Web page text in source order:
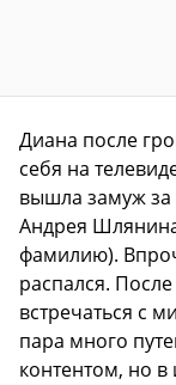
Диана после
себя на
вышла замуж за
Андрея
фамилию).
распался.
встречаться с
пара много
контентом, но в